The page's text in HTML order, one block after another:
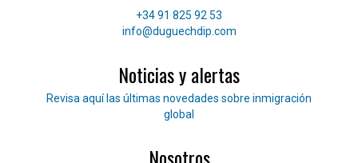
Teléfono
+34 91 825 92 53
Correo electrónico
info@duguechdip.com
Noticias y alertas
Lee nuestras noticias
Revisa aquí las últimas novedades sobre inmigración
global